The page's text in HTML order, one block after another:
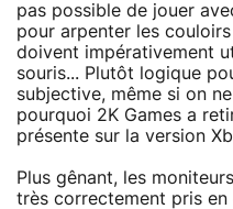
pas possible de jouer
pour arpenter les
doivent impérativement
souris... Plutôt logique
subjective, même si on
pourquoi 2K Games a
présente sur la version
Plus gênant, les
très correctement pris